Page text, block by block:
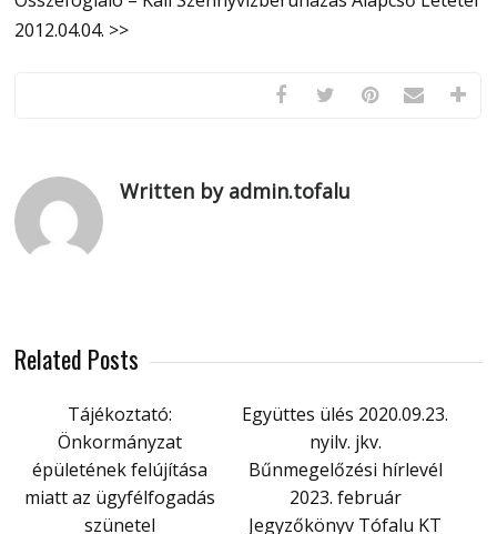
2012.04.04. >>
Written by admin.tofalu
Related Posts
Tájékoztató:
Önkormányzat
épületének felújítása
miatt az ügyfélfogadás
szünetel
Együttes ülés 2020.09.23.
nyilv. jkv.
Bűnmegelőzési hírlevél
2023. február
Jegyzőkönyv Tófalu KT